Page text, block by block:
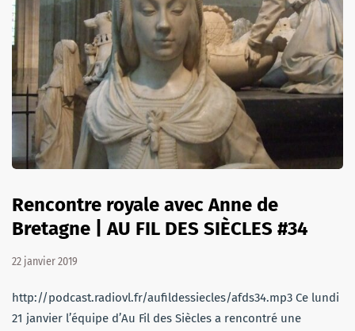
Rencontre royale avec Anne de
Bretagne | AU FIL DES SIÈCLES #34
22 janvier 2019
http://podcast.radiovl.fr/aufildessiecles/afds34.mp3 Ce lundi
21 janvier l’équipe d’Au Fil des Siècles a rencontré une